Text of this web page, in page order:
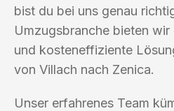
bist du bei uns genau
Umzugsbranche bieten
und kosteneffiziente
von Villach nach Zenica.
Unser erfahrenes Team